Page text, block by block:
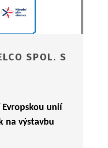
SPOL. S
unií
na výstavbu